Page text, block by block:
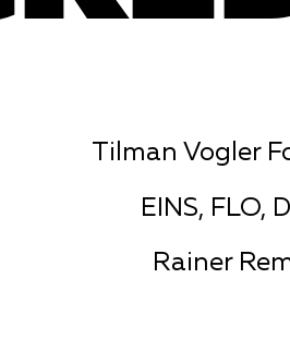
Tilman Vogler
EINS, FLO,
Rainer